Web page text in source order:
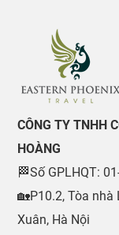
CÔNG TY TNHH
HOÀNG
🏁Số GPLHQT:
🏡P10.2, Tòa nhà
Xuân, Hà Nội